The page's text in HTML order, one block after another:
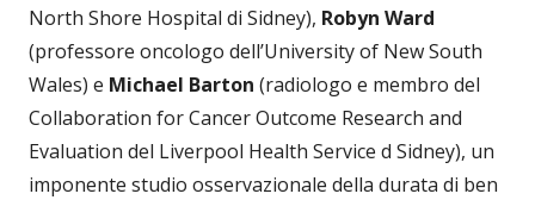
North Shore Hospital di Sidney), Robyn Ward
(professore oncologo dell’University of New South
Wales) e Michael Barton (radiologo e membro del
Collaboration for Cancer Outcome Research and
Evaluation del Liverpool Health Service d Sidney), un
imponente studio osservazionale della durata di ben